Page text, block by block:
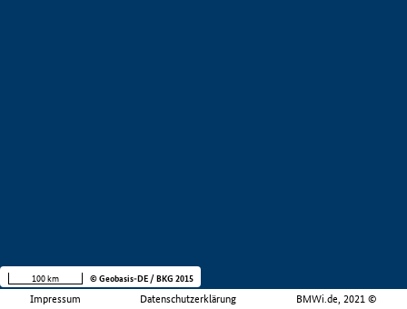
Impressum Datenschutzerklärung BMWi.de, 2021 ©
100 km © Geobasis-DE / BKG 2015